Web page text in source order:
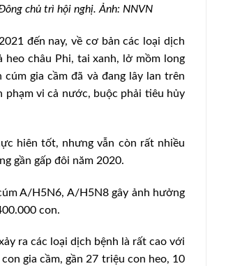
chủ trì hội nghị. Ảnh: NNVN
đến nay, về cơ bản các loại dịch
châu Phi, tai xanh, lở mồm long
gia cầm đã và đang lây lan trên
phạm vi cả nước, buộc phải tiêu hủy
hiên tốt, nhưng vẫn còn rất nhiều
gần gấp đôi năm 2020.
A/H5N6, A/H5N8 gây ảnh hưởng
con.
ra các loại dịch bệnh là rất cao với
gia cầm, gần 27 triệu con heo, 10
sát nhu cầu sử dụng hệ thống xử
chất thải trong ngành chăn nuôi